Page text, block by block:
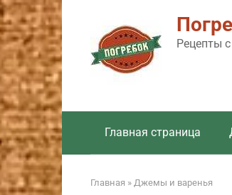
Перейти
к
контенту
Рецепты
Главная страница
Главная » Джемы и варенья